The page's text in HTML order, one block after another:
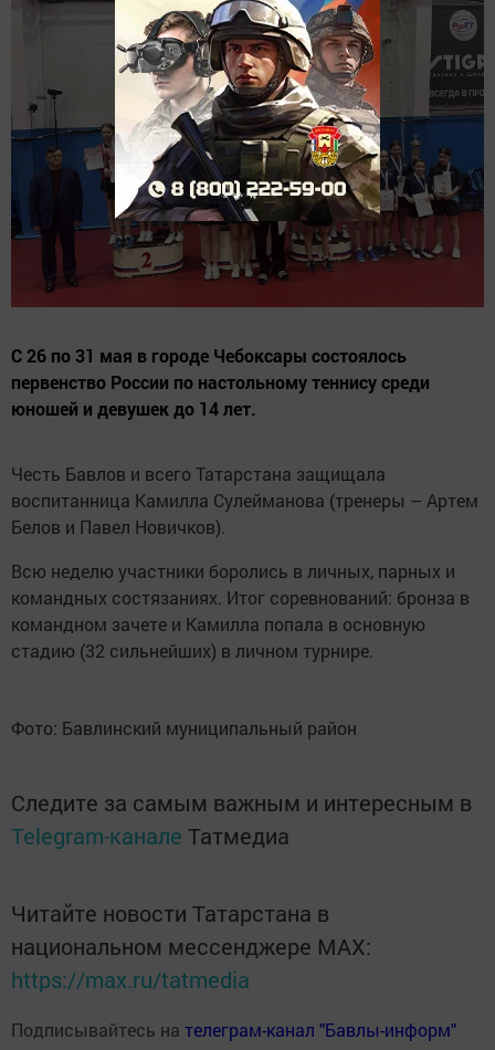
С 26 по 31 мая в городе Чебоксары состоялось
первенство России по настольному теннису среди
юношей и девушек до 14 лет.
Честь Бавлов и всего Татарстана защищала
воспитанница Камилла Сулейманова (тренеры – Артем
Белов и Павел Новичков).
Всю неделю участники боролись в личных, парных и
командных состязаниях. Итог соревнований: бронза в
командном зачете и Камилла попала в основную
стадию (32 сильнейших) в личном турнире.
Фото: Бавлинский муниципальный район
Следите за самым важным и интересным в
Telegram-канале Татмедиа
Читайте новости Татарстана в
национальном мессенджере MАХ:
https://max.ru/tatmedia
Подписывайтесь на телеграм-канал "Бавлы-информ"